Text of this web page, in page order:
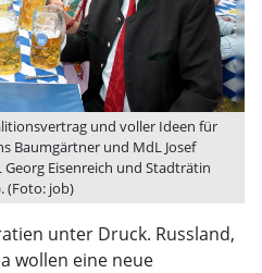
und voller Ideen für
Baumgärtner und MdL Josef
Eisenreich und Stadträtin
(Foto: job)
unter Druck. Russland,
wollen eine neue